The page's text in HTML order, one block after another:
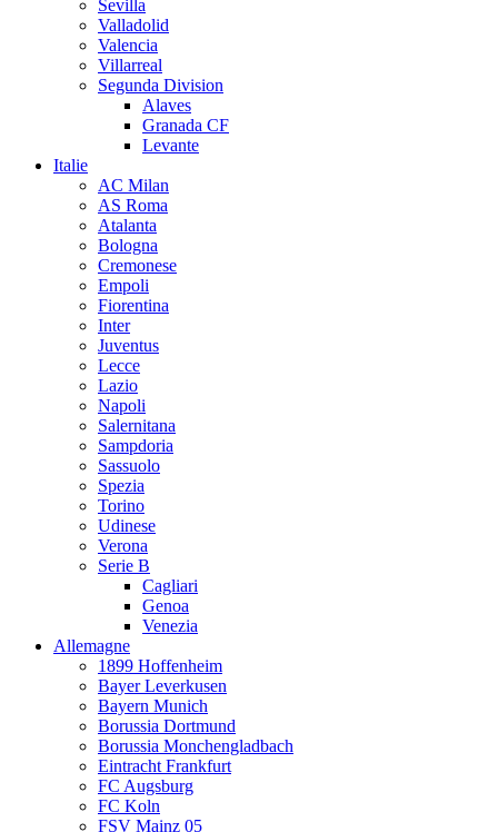
Sevilla
Valladolid
Valencia
Villarreal
Segunda Division
Alaves
Granada CF
Levante
Italie
AC Milan
AS Roma
Atalanta
Bologna
Cremonese
Empoli
Fiorentina
Inter
Juventus
Lecce
Lazio
Napoli
Salernitana
Sampdoria
Sassuolo
Spezia
Torino
Udinese
Verona
Serie B
Cagliari
Genoa
Venezia
Allemagne
1899 Hoffenheim
Bayer Leverkusen
Bayern Munich
Borussia Dortmund
Borussia Monchengladbach
Eintracht Frankfurt
FC Augsburg
FC Koln
FSV Mainz 05